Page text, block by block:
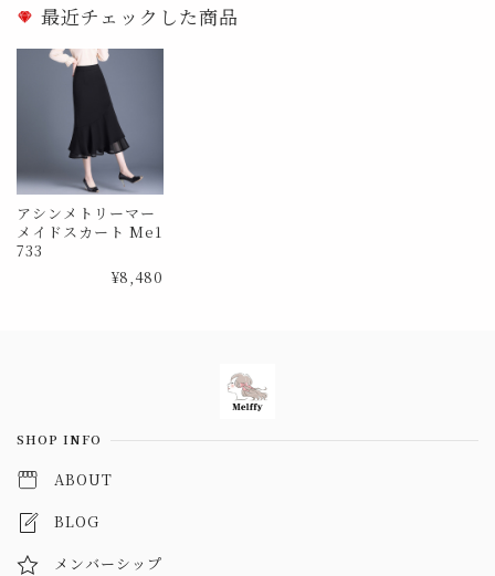
最近チェックした商品
アシンメトリーマー
メイドスカート Me1
733
¥8,480
SHOP INFO
ABOUT
BLOG
メンバーシップ